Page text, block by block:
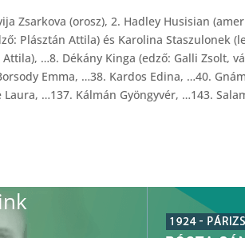
Zsarkova (orosz), 2. Hadley Husisian
Plásztán Attila) és Karolina Staszulonek
…8. Dékány Kinga (edző: Galli Zsolt,
Emma, …38. Kardos Edina, …40.
…137. Kálmán Gyöngyvér, …143.